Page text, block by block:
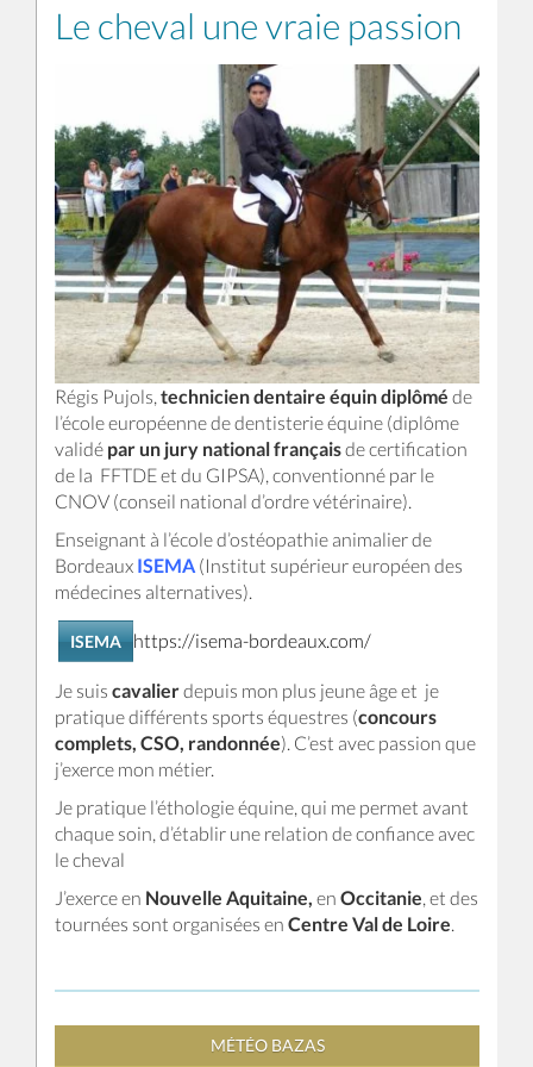
Le cheval une vraie passion
Régis Pujols, technicien dentaire équin diplômé de
l’école européenne de dentisterie équine (diplôme
validé par un jury national françaisde certification
de la FFTDE et du GIPSA), conventionné par le
CNOV (conseil national d’ordre vétérinaire).
Enseignant à l’école d’ostéopathie animalier de
BordeauxISEMA(Institut supérieur européen des
médecines alternatives).
ISEMA https://isema-bordeaux.com/
Je suis cavalierdepuis mon plus jeune âge et je
pratique différents sports équestres (concours
complets, CSO, randonnée). C’est avec passion que
j’exerce mon métier.
Je pratique l’éthologie équine, qui me permet avant
chaque soin, d’établir une relation de confiance avec
le cheval
J’exerce en Nouvelle Aquitaine, en Occitanie, et des
tournées sont organisées en Centre Val de Loire.
MÉTÉO BAZAS